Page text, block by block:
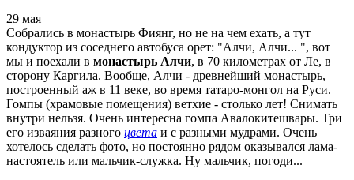
29 мая
Собрались в монастырь Фиянг, но не на чем ехать, а тут
кондуктор из соседнего автобуса орет: "Алчи, Алчи... ", вот
мы и поехали в монастырь Алчи, в 70 километрах от Ле, в
сторону Каргила. Вообще, Алчи - древнейший монастырь,
построенный аж в 11 веке, во время татаро-монгол на Руси.
Гомпы (храмовые помещения) ветхие - столько лет! Снимать
внутри нельзя. Очень интересна гомпа Авалокитешвары. Три
его изваяния разного цвета и с разными мудрами. Очень
хотелось сделать фото, но постоянно рядом оказывался лама-
настоятель или мальчик-служка. Ну мальчик, погоди...